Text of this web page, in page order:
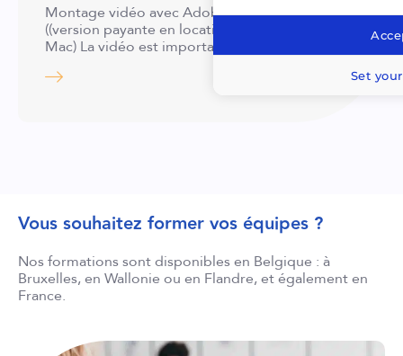
Montage vidéo avec Adobe Premiere Pro
((version payante en location CC pour PC et
Mac) La vidéo est importante pour…
Vous souhaitez former vos équipes ?
Nos formations sont disponibles en Belgique : à
Bruxelles, en Wallonie ou en Flandre, et également en
France.
Set